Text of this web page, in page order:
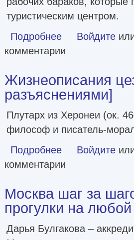
туристическим центром.
Подробнее о Петроградская
Войдите
комментарии
Жизнеописания
разъяснениями]
Плутарх из Херонеи (ок.
философ и писатель-
Подробнее о Жизнеописания
Войдите
комментарии
Москва шаг за
прогулки на
Дарья Булгакова –